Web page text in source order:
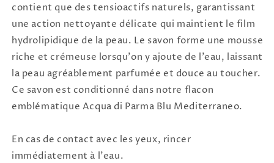
contient que des tensioactifs naturels, garantissant
une action nettoyante délicate qui maintient le film
hydrolipidique de la peau. Le savon forme une mousse
riche et crémeuse lorsqu'on y ajoute de l'eau, laissant
la peau agréablement parfumée et douce au toucher.
Ce savon est conditionné dans notre flacon
emblématique Acqua di Parma Blu Mediterraneo.
En cas de contact avec les yeux, rincer
immédiatement à l'eau.